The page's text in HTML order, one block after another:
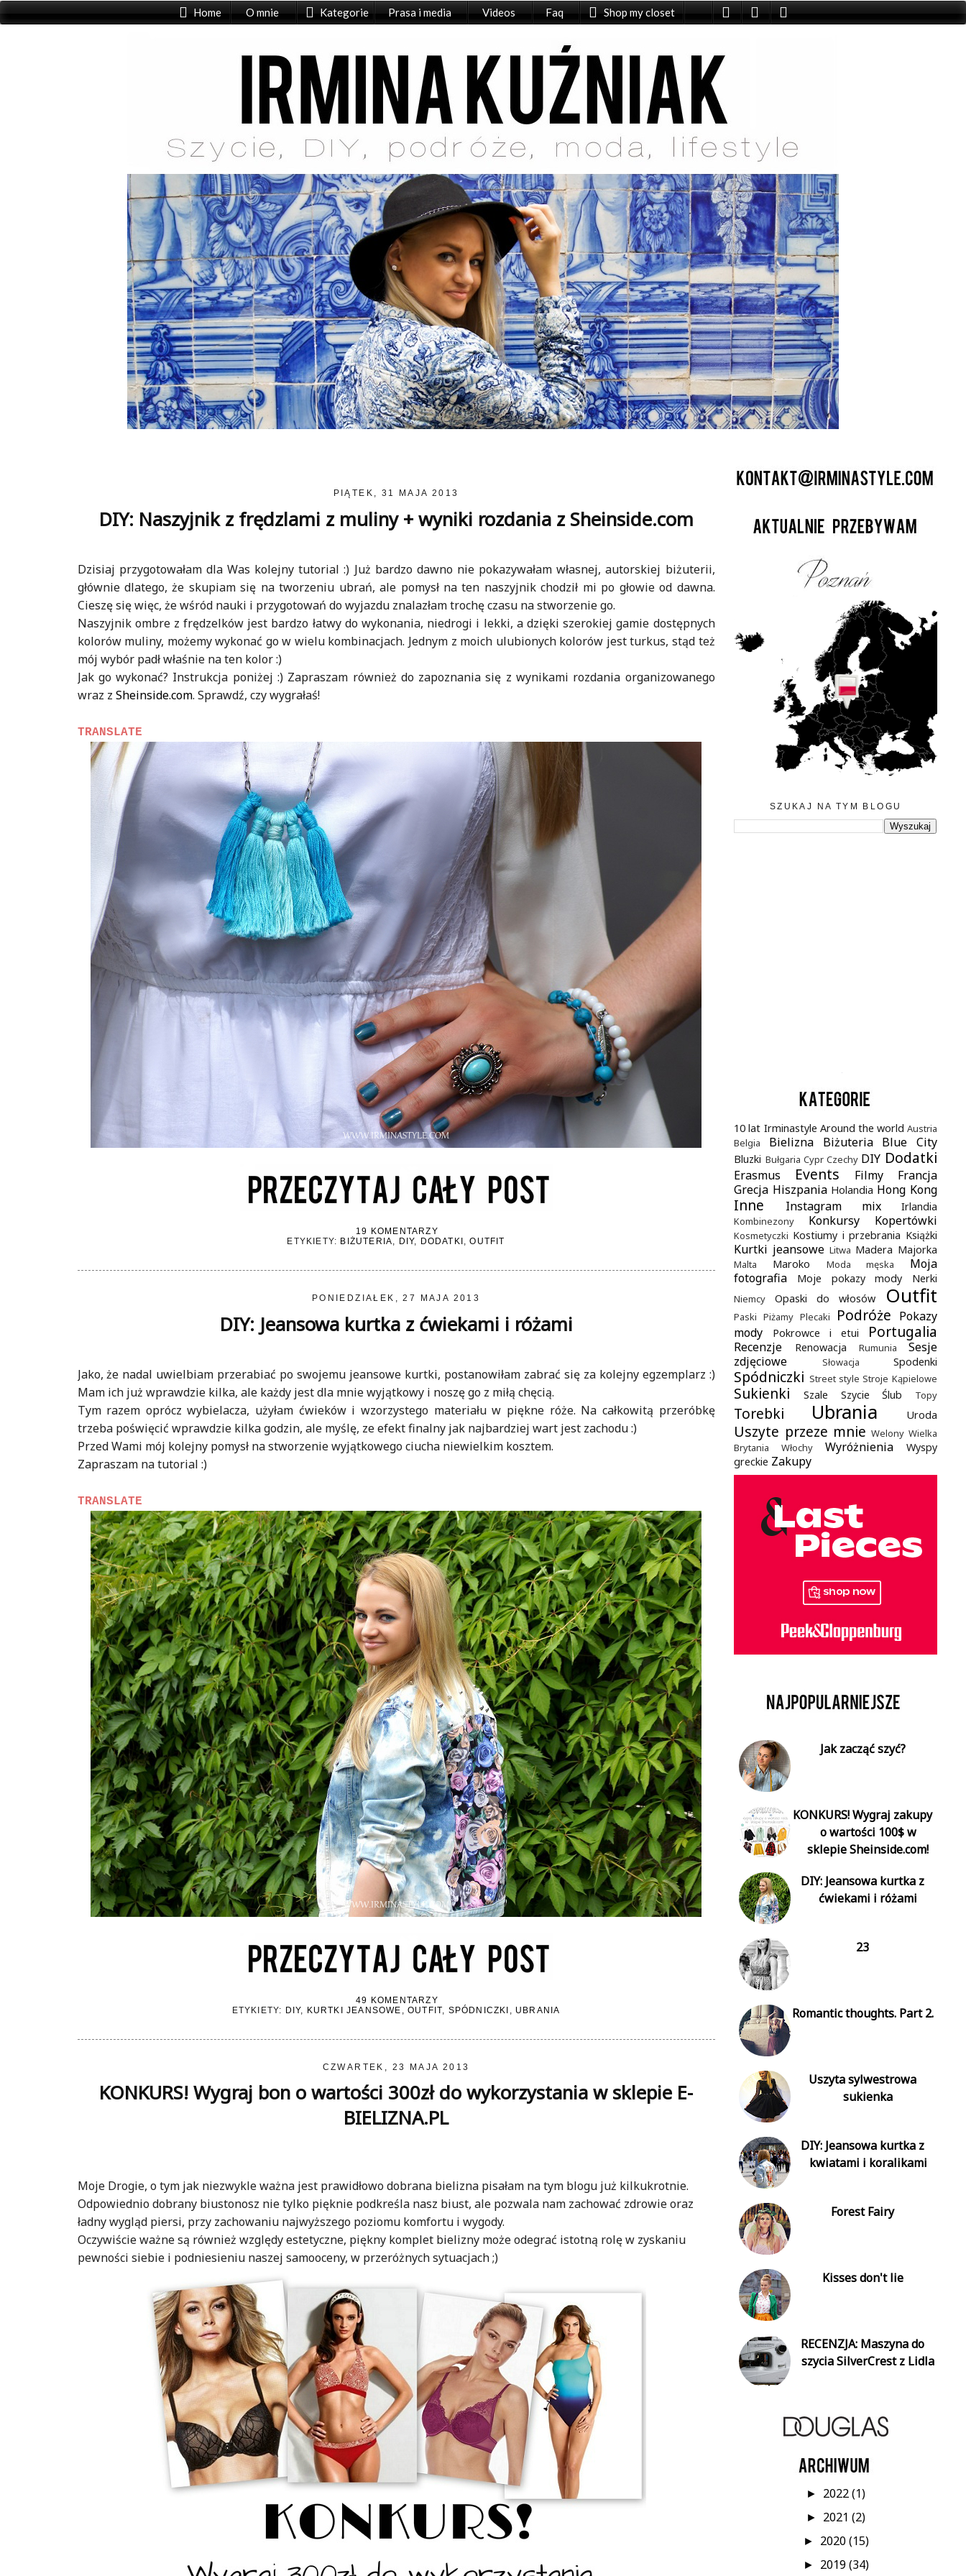
Home O mnie Kategorie Prasa i media Videos Faq Shop my closet
PIĄTEK, 31 MAJA 2013
DIY: Naszyjnik z frędzlami z muliny + wyniki rozdania z Sheinside.com
Dzisiaj przygotowałam dla Was kolejny tutorial :) Już bardzo dawno nie pokazywałam własnej, autorskiej biżuterii,
głównie dlatego, że skupiam się na tworzeniu ubrań, ale pomysł na ten naszyjnik chodził mi po głowie od dawna.
Cieszę się więc, że wśród nauki i przygotowań do wyjazdu znalazłam trochę czasu na stworzenie go.
Naszyjnik ombre z frędzelków jest bardzo łatwy do wykonania, niedrogi i lekki, a dzięki szerokiej gamie dostępnych
kolorów muliny, możemy wykonać go w wielu kombinacjach. Jednym z moich ulubionych kolorów jest turkus, stąd też
mój wybór padł właśnie na ten kolor :)
Jak go wykonać? Instrukcja poniżej :) Zapraszam również do zapoznania się z wynikami rozdania organizowanego
wraz z Sheinside.com. Sprawdź, czy wygrałaś!
TRANSLATE
19 KOMENTARZY
ETYKIETY: BIŻUTERIA DIY, DODATKI ,OUTFIT
PONIEDZIAŁEK, 27 MAJA 2013
DIY: Jeansowa kurtka z ćwiekami i różami
Jako, że nadal uwielbiam przerabiać po swojemu jeansowe kurtki, postanowiłam zabrać się za kolejny egzemplarz :)
Mam ich już wprawdzie kilka, ale każdy jest dla mnie wyjątkowy i noszę go z miłą chęcią.
Tym razem oprócz wybielacza, użyłam ćwieków i wzorzystego materiału w piękne róże. Na całkowitą przeróbkę
trzeba poświęcić wprawdzie kilka godzin, ale myślę, ze efekt finalny jak najbardziej wart jest zachodu :)
Przed Wami mój kolejny pomysł na stworzenie wyjątkowego ciucha niewielkim kosztem.
Zapraszam na tutorial :)
TRANSLATE
49 KOMENTARZY
ETYKIETY: DIY, KURTKI JEANSOWE ,OUTFIT SPÓDNICZKI UBRANIA
CZWARTEK, 23 MAJA 2013
KONKURS! Wygraj bon o wartości 300zł do wykorzystania w sklepie E-
BIELIZNA.PL
Moje Drogie, o tym jak niezwykle ważna jest prawidłowo dobrana bielizna pisałam na tym blogu już kilkukrotnie.
Odpowiednio dobrany biustonosz nie tylko pięknie podkreśla nasz biust, ale pozwala nam zachować zdrowie oraz
ładny wygląd piersi, przy zachowaniu najwyższego poziomu komfortu i wygody.
Oczywiście ważne są również względy estetyczne, piękny komplet bielizny może odegrać istotną rolę w zyskaniu
pewności siebie i podniesieniu naszej samooceny, w przeróżnych sytuacjach ;)
SZUKAJ NA TYM BLOGU
.
10 lat Irminastyle Around the world Austria
Belgia
Bielizna Biżuteria Blue City
Bluzki Bułgaria Cypr Czechy DIY Dodatki
Erasmus Events Filmy
Francja
Grecja Hiszpania Holandia Hong Kong
Inne Instagram mix Irlandia
Kombinezony Konkursy Kopertówki
Kosmetyczki Kostiumy i przebrania Książki
Kurtki jeansowe Litwa Madera Majorka
Malta Maroko Moda męska
Moja
fotografia
Moje pokazy mody Nerki
Niemcy Opaski do włosów Outfit
Paski Piżamy Plecaki Podróże Pokazy
mody
Pokrowce i etui Portugalia
Recenzje Renowacja Rumunia
Sesje
zdjęciowe
Słowacja Spodenki
Spódniczki Street style Stroje Kąpielowe
Sukienki Szale Szycie Ślub Topy
Torebki Ubrania Uroda
Uszyte przeze mnie Welony Wielka
Brytania
Włochy Wyróżnienia
Wyspy
greckie Zakupy
Jak zacząć szyć?
KONKURS! Wygraj zakupy
o wartości 100$ w
sklepie Sheinside.com!
DIY: Jeansowa kurtka z
ćwiekami i różami
23
Romantic thoughts. Part 2.
Uszyta sylwestrowa
sukienka
DIY: Jeansowa kurtka z
kwiatami i koralikami
Forest Fairy
Kisses don't lie
RECENZJA: Maszyna do
szycia SilverCrest z Lidla
► 2022(1)
► 2021(2)
► 2020(15)
► 2019(34)